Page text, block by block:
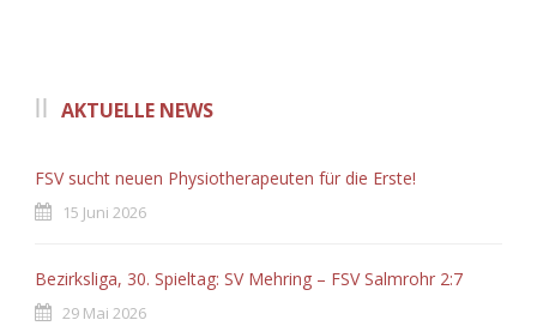
AKTUELLE NEWS
FSV sucht neuen Physiotherapeuten für die Erste!
15 Juni 2026
Bezirksliga, 30. Spieltag: SV Mehring – FSV Salmrohr 2:7
29 Mai 2026